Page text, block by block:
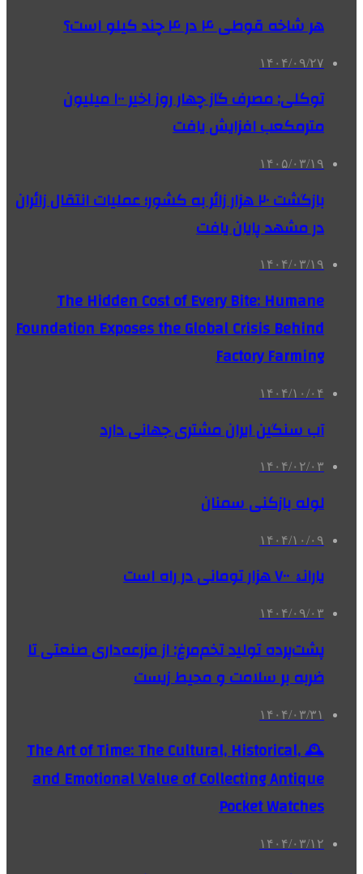
هر شاخه قوطی ۴ در ۴ چند کیلو است؟
۱۴۰۴/۰۹/۲۷
توکلی: مصرف گاز چهار روز اخیر ۱۰۰ میلیون
مترمکعب افزایش یافت
۱۴۰۵/۰۳/۱۹
بازگشت ۲۰ هزار زائر به کشور؛ عملیات انتقال زائران
در مشهد پایان یافت
۱۴۰۴/۰۳/۱۹
The Hidden Cost of Every Bite: Humane
Foundation Exposes the Global Crisis Behind
Factory Farming
۱۴۰۴/۱۰/۰۴
آب سنگین ایران مشتری جهانی دارد
۱۴۰۴/۰۲/۰۳
لوله بازکنی سمنان
۱۴۰۴/۱۰/۰۹
یارانۀ ۷۰۰ هزار تومانی در راه است
۱۴۰۴/۰۹/۰۳
پشت‌پرده تولید تخم‌مرغ: از مزرعه‌داری صنعتی تا
ضربه بر سلامت و محیط زیست
۱۴۰۴/۰۳/۳۱
🕰️ The Art of Time: The Cultural, Historical,
and Emotional Value of Collecting Antique
Pocket Watches
۱۴۰۴/۰۳/۱۲